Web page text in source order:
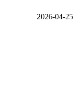
2026-04-25